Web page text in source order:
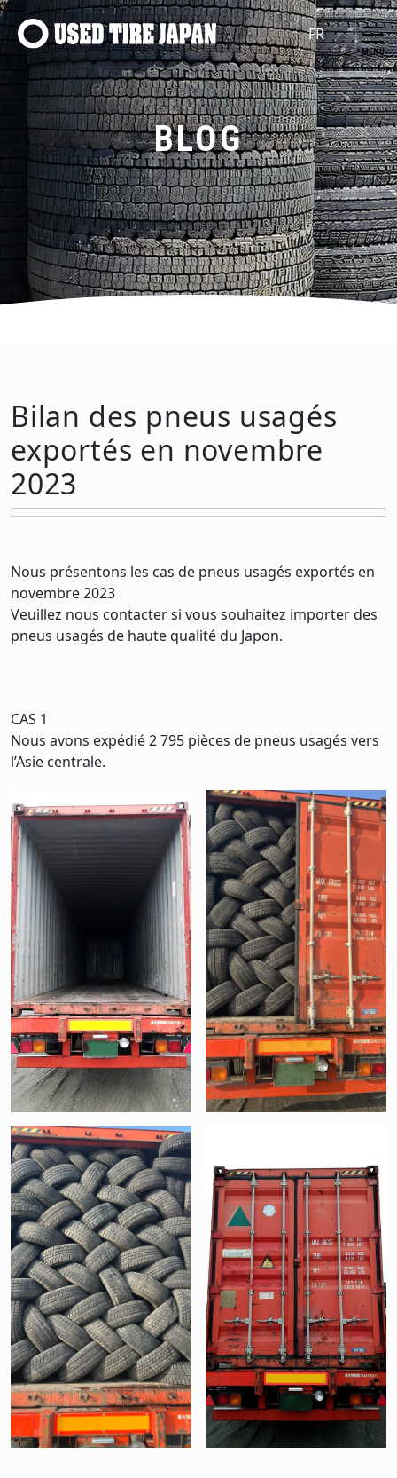
Navigation principale
BLOG
Bilan des pneus usagés
exportés en novembre
2023
Nous présentons les cas de pneus usagés exportés en
novembre 2023
Veuillez nous contacter si vous souhaitez importer des
pneus usagés de haute qualité du Japon.
CAS 1
Nous avons expédié 2 795 pièces de pneus usagés vers
l’Asie centrale.